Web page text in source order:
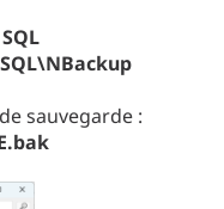
sauvegarde :